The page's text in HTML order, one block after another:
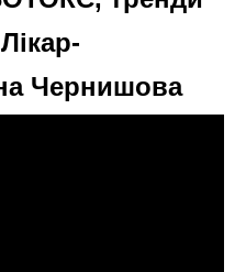
Чернишова